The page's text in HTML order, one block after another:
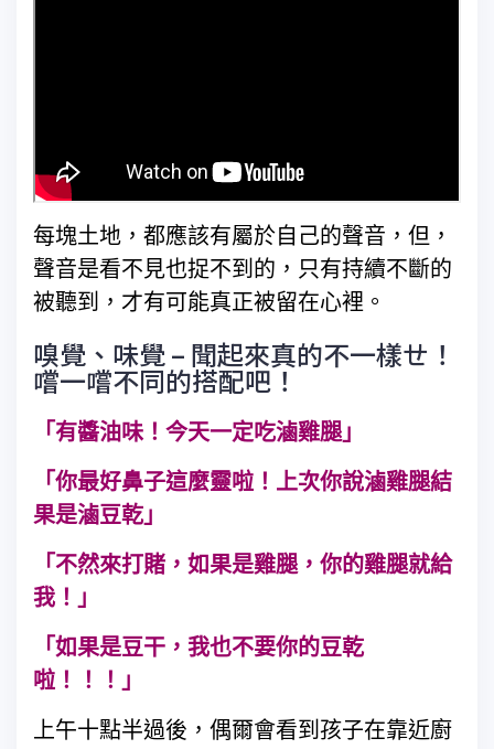
每塊土地，都應該有屬於自己的聲音，但，
聲音是看不見也捉不到的，只有持續不斷的
被聽到，才有可能真正被留在心裡。
嗅覺、味覺 – 聞起來真的不一樣ㄝ！
嚐一嚐不同的搭配吧！
「有醬油味！今天一定吃滷雞腿」
「你最好鼻子這麼靈啦！上次你說滷雞腿結
果是滷豆乾」
「不然來打賭，如果是雞腿，你的雞腿就給
我！」
「如果是豆干，我也不要你的豆乾
啦！！！」
上午十點半過後，偶爾會看到孩子在靠近廚